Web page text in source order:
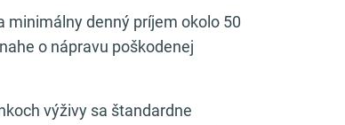
minimálny denný príjem okolo 50
o nápravu poškodenej
výživy sa štandardne